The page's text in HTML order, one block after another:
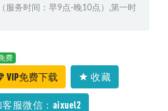
服务时间：早9点-晚10点）,第一时
费
VIP免费下载 收藏
服微信：aixuel2
爱情有声小说百度网盘资源打包下载
下载
有声小说全集，百度网盘资源打包